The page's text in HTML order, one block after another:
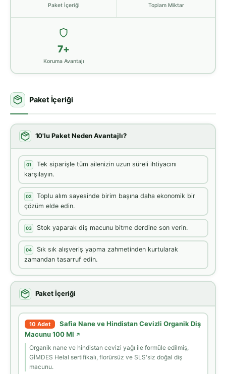
Paket İçeriği Toplam Miktar
7+
Koruma Avantajı
Paket İçeriği
10'lu Paket Neden Avantajlı?
01
Tek siparişle tüm ailenizin uzun süreli ihtiyacını
karşılayın.
02
Toplu alım sayesinde birim başına daha ekonomik bir
çözüm elde edin.
03 Stok yaparak diş macunu bitme derdine son verin.
04
Sık sık alışveriş yapma zahmetinden kurtularak
zamandan tasarruf edin.
Paket İçeriği
10 Adet
Safia Nane ve Hindistan Cevizli Organik Diş
Macunu 100 Ml ↗
Organik nane ve hindistan cevizi yağı ile formüle edilmiş,
GİMDES Helal sertifikalı, florürsüz ve SLS'siz doğal diş
macunu.